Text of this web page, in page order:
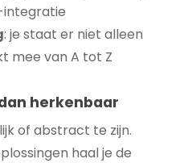
integratie​
: je staat er niet alleen
mee van A tot Z
herkenbaar
of abstract te zijn.
haal je de